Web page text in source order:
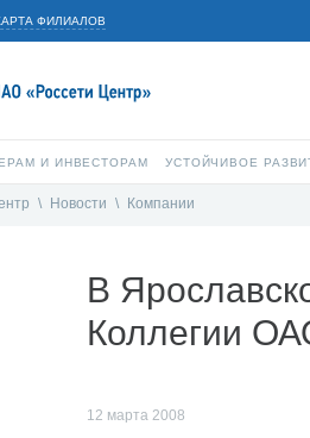
ФИЛИАЛОВ
И ИНВЕСТОРАМ УСТОЙЧИВОЕ
\ Новости \ Компании
В
Коллегии
12 марта 2008